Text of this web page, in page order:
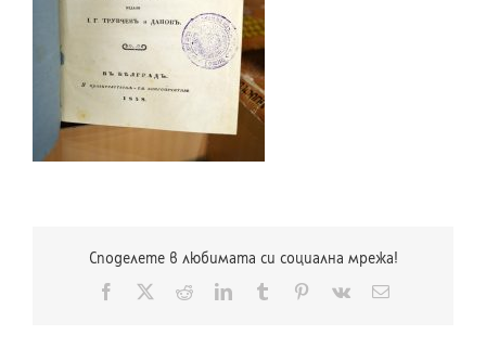
Споделете в любимата си социална мрежа!
Facebook RedditLinkedInTumblr Pinterest
Vk
Електронна